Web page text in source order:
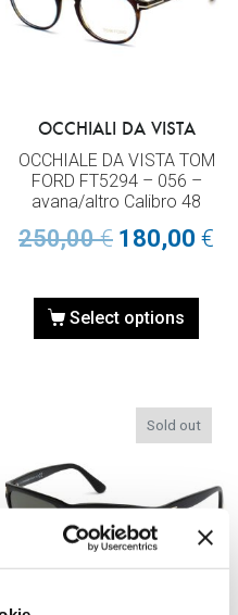
OCCHIALI DA VISTA
OCCHIALE DA VISTA TOM
FORD FT5294 – 056 –
avana/altro Calibro 48
250,00€ 180,00 €
Select options
Sold out